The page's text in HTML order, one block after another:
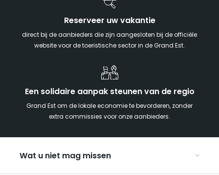
Reserveer uw vakantie
direct bij de aanbieders die zijn aangesloten bij de officiële
website voor de toeristische sector in de Grand Est.
Een solidaire aanpak steunen van de regio
Grand Est om de lokale economie te bevorderen, zonder
extra commissies voor onze aanbieders.
Wat u niet mag missen